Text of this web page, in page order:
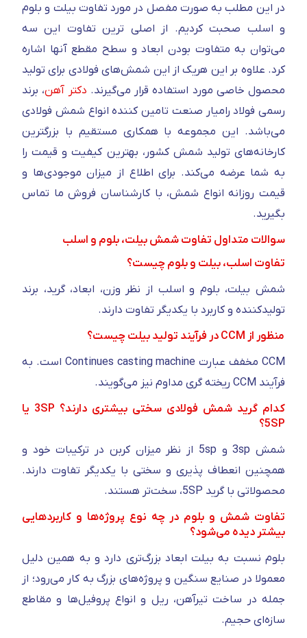
در این مطلب به صورت مفصل در مورد تفاوت بیلت و بلوم
و اسلب صحبت کردیم. از اصلی ترین تفاوت این سه
می‌توان به متفاوت بودن ابعاد و سطح مقطع آنها اشاره
کرد. علاوه بر این هریک از این شمش‌های فولادی برای تولید
محصول خاصی مورد استفاده قرار می‌گیرند. دکتر آهن، برند
رسمی فولاد رامیار صنعت تامین کننده انواع شمش فولادی
می‌باشد. این مجموعه با همکاری مستقیم با بزرگترین
کارخانه‌های تولید شمش کشور، بهترین کیفیت و قیمت را
به شما عرضه می‌کند. برای اطلاع از میزان موجودی‌ها و
قیمت روزانه انواع شمش، با کارشناسان فروش ما تماس
بگیرید.
سوالات متداول تفاوت شمش بیلت، بلوم و اسلب
تفاوت اسلب، بیلت و بلوم چیست؟
شمش بیلت، بلوم و اسلب از نظر وزن، ابعاد، گرید، برند
تولیدکننده و کاربرد با یکدیگر تفاوت دارند.
منظور از CCM در فرآیند تولید بیلت چیست؟
CCM مخفف عبارت Continues casting machine است. به
فرآیند CCM ریخته گری مداوم نیز می‌گویند.
کدام گرید شمش فولادی سختی بیشتری دارند؟ 3SP یا
5SP؟
شمش 3sp و 5sp از نظر میزان کربن در ترکیبات خود و
همچنین انعطاف پذیری و سختی با یکدیگر تفاوت دارند.
محصولاتی با گرید 5SP، سخت‌تر هستند.
تفاوت شمش و بلوم در چه نوع پروژه‌ها و کاربردهایی
بیشتر دیده می‌شود؟
بلوم نسبت به بیلت ابعاد بزرگ‌تری دارد و به همین دلیل
معمولا در صنایع سنگین و پروژه‌های بزرگ به کار می‌رود؛ از
جمله در ساخت تیرآهن، ریل و انواع پروفیل‌ها و مقاطع
سازه‌ای حجیم.